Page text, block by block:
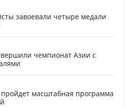
завоевали четыре медали
чемпионат Азии с
масштабная программа